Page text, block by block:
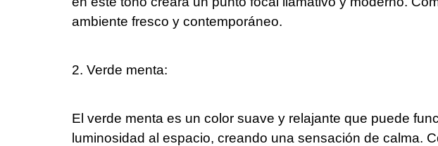
ambiente fresco y contemporáneo.
2. Verde menta:
El verde menta es un color suave y relajante que puede
luminosidad al espacio, creando una sensación de calma.